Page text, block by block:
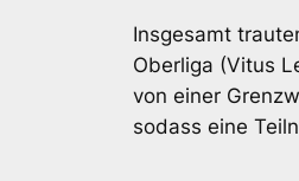
Insgesamt
Oberliga (Vitus
von einer
sodass eine